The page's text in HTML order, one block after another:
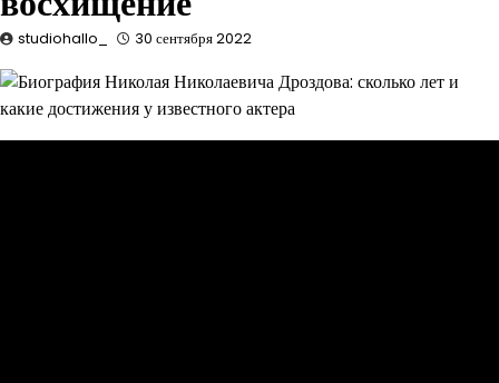
studiohallo_ 30 сентября 2022